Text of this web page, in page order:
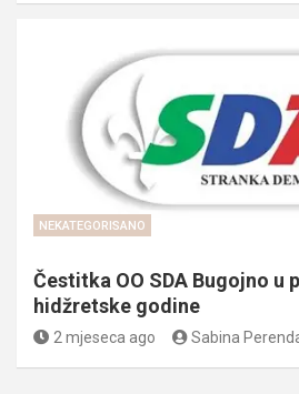
NEKATEGORISANO
Čestitka OO SDA Bugojno u
hidžretske godine
2 mjeseca ago Sabina